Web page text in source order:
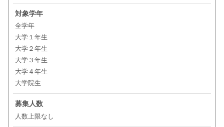
対象学年
全学年
大学１年生
大学２年生
大学３年生
大学４年生
大学院生
募集人数
人数上限なし